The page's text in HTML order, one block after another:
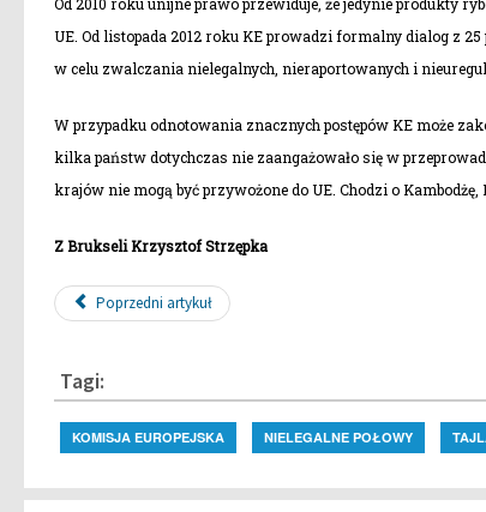
UE. Od listopada 2012 roku KE prowadzi formalny dialog z
w celu zwalczania nielegalnych, nieraportowanych i
W przypadku odnotowania znacznych postępów KE może
kilka państw dotychczas nie zaangażowało się w
krajów nie mogą być przywożone do UE. Chodzi o
Z Brukseli Krzysztof Strzępka
Poprzedni artykuł
Tagi:
KOMISJA EUROPEJSKA NIELEGALNE POŁOWY